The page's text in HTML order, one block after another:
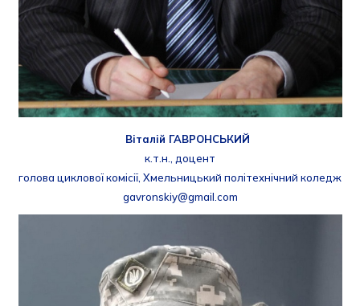
Віталій ГАВРОНСЬКИЙ
к.т.н., доцент
голова циклової комісії, Хмельницький політехнічний коледж
gavronskiy@gmail.com